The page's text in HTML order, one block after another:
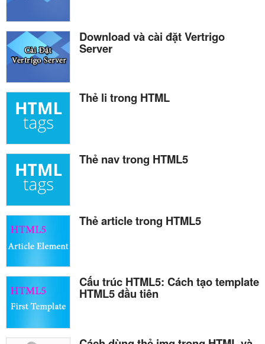
Download và cài đặt Vertrigo
Server
Thẻ li trong HTML
Thẻ nav trong HTML5
Thẻ article trong HTML5
Cấu trúc HTML5: Cách tạo template
HTML5 đầu tiên